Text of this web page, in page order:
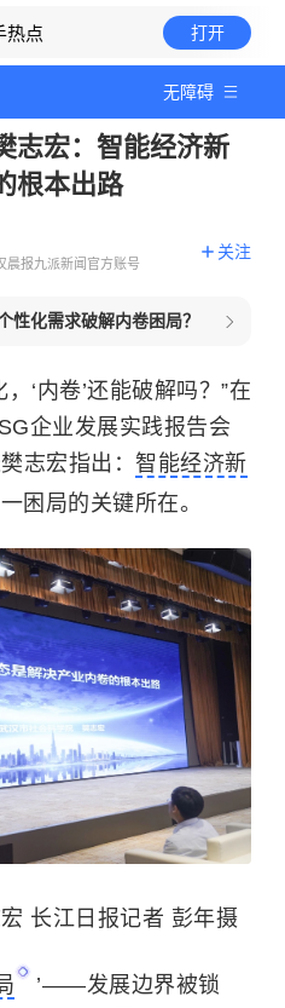
热点 打开
无障碍
志宏：智能经济新
根本出路
晨报九派新闻官方账号
关注
性化需求破解内卷困局？
‘内卷’还能破解吗？”在
企业发展实践报告会
志宏指出： 智能经济新
困局的关键所在。
长江日报记者 彭年摄
’——发展边界被锁